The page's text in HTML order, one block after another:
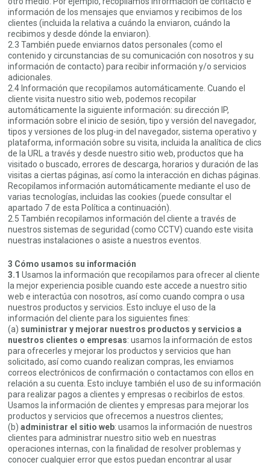
información de los mensajes que enviamos y recibimos de los
clientes (incluida la relativa a cuándo la enviaron, cuándo la
recibimos y desde dónde la enviaron).
2.3 También puede enviarnos datos personales (como el
contenido y circunstancias de su comunicación con nosotros y su
información de contacto) para recibir información y/o servicios
adicionales.
2.4 Información que recopilamos automáticamente. Cuando el
cliente visita nuestro sitio web, podemos recopilar
automáticamente la siguiente información: su dirección IP,
información sobre el inicio de sesión, tipo y versión del navegador,
tipos y versiones de los plug-in del navegador, sistema operativo y
plataforma, información sobre su visita, incluida la analítica de clics
de la URL a través y desde nuestro sitio web, productos que ha
visitado o buscado, errores de descarga, horarios y duración de las
visitas a ciertas páginas, así como la interacción en dichas páginas.
Recopilamos información automáticamente mediante el uso de
varias tecnologías, incluidas las cookies (puede consultar el
apartado 7 de esta Política a continuación).
2.5 También recopilamos información del cliente a través de
nuestros sistemas de seguridad (como CCTV) cuando este visita
nuestras instalaciones o asiste a nuestros eventos.
3 Cómo usamos su información
3.1 Usamos la información que recopilamos para ofrecer al cliente
la mejor experiencia posible cuando este accede a nuestro sitio
web e interactúa con nosotros, así como cuando compra o usa
nuestros productos y servicios. Esto incluye el uso de la
información del cliente para los siguientes fines:
(a) suministrar y mejorar nuestros productos y servicios a
nuestros clientes o empresas: usamos la información de estos
para ofrecerles y mejorar los productos y servicios que han
solicitado, así como cuando realizan compras, les enviamos
correos electrónicos de confirmación o contactamos con ellos en
relación a su cuenta. Esto incluye también el uso de su información
para realizar pagos a clientes y empresas o recibirlos de estos.
Usamos la información de clientes y empresas para mejorar los
productos y servicios que ofrecemos a nuestros clientes;
(b)administrar el sitio web: usamos la información de nuestros
clientes para administrar nuestro sitio web en nuestras
operaciones internas, con la finalidad de resolver problemas y
conocer cualquier error que estos puedan encontrar al usar